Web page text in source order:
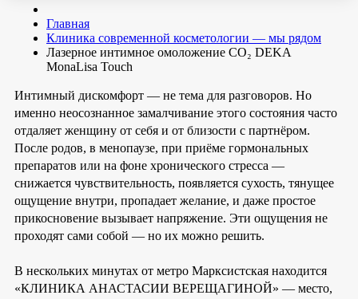
Главная
Клиника современной косметологии — мы рядом
Лазерное интимное омоложение CO₂ DEKA
MonaLisa Touch
Интимный дискомфорт — не тема для разговоров. Но
именно неосознанное замалчивание этого состояния часто
отдаляет женщину от себя и от близости с партнёром.
После родов, в менопаузе, при приёме гормональных
препаратов или на фоне хронического стресса —
снижается чувствительность, появляется сухость, тянущее
ощущение внутри, пропадает желание, и даже простое
прикосновение вызывает напряжение. Эти ощущения не
проходят сами собой — но их можно решить.
В нескольких минутах от метро Марксистская находится
«КЛИНИКА АНАСТАСИИ ВЕРЕЩАГИНОЙ» — место,